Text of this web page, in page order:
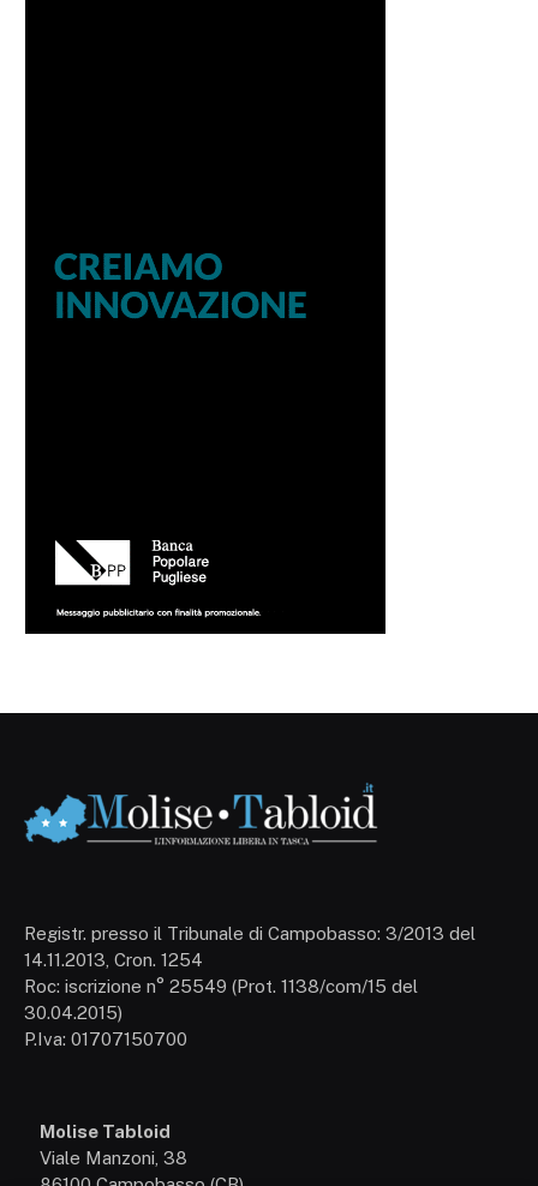
Registr. presso il Tribunale di Campobasso: 3/2013 del
14.11.2013, Cron. 1254
Roc: iscrizione n° 25549 (Prot. 1138/com/15 del
30.04.2015)
P.Iva: 01707150700
Molise Tabloid
Viale Manzoni, 38